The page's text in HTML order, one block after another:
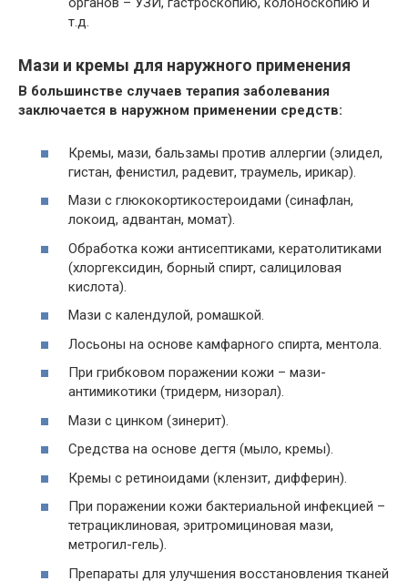
т.д.
Мази и кремы для наружного применения
В большинстве случаев терапия заболевания
заключается в наружном применении средств:
Кремы, мази, бальзамы против аллергии (элидел,
гистан, фенистил, радевит, траумель, ирикар).
Мази с глюкокортикостероидами (синафлан,
локоид, адвантан, момат).
Обработка кожи антисептиками, кератолитиками
(хлоргексидин, борный спирт, салициловая
кислота).
Мази с календулой, ромашкой.
Лосьоны на основе камфарного спирта, ментола.
При грибковом поражении кожи – мази-
антимикотики (тридерм, низорал).
Мази с цинком (зинерит).
Средства на основе дегтя (мыло, кремы).
Кремы с ретиноидами (клензит, дифферин).
При поражении кожи бактериальной инфекцией –
тетрациклиновая, эритромициновая мази,
метрогил-гель).
Препараты для улучшения восстановления тканей